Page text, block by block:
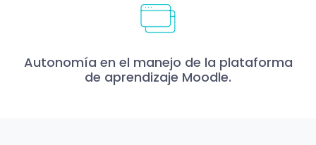
Autonomía en el manejo de la plataforma
de aprendizaje Moodle.